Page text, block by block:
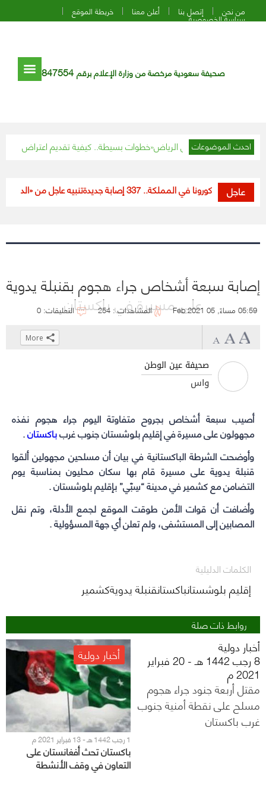
من نحن إتصل بنا أعلن معنا خريطة الموقع
سياسة الخصوصية
صحيفة سعودية مرخصة من وزارة الإعلام برقم 847554
احدث الموضوعات
العراقي يصل إلى الرياض4 خطوات بسيطة.. كيفية تقديم اعتراض مالي على دفعات «حساب المواطن»
عاجل
مستجدات كورونا في المملكة.. 337 إصابة جديدة تنبيه عاجل من «الدفاع
إصابة سبعة أشخاص جراء هجوم بقنبلة يدوية
على مسيرة في باكستان 05:59 مساءً, 05 Feb 2021 المشاهدات : 254 التعليقات: 0
صحيفة عين الوطن
واس
أصيب سبعة أشخاص بجروح متفاوتة اليوم جراء هجوم نفذه
مجهولون على مسيرة في إقليم بلوشستان جنوب غربباكستان.
وأوضحتالشرطة الباكستانية في بيان أن مسلحين مجهولين ألقوا
قنبلة يدوية على مسيرة قام بها سكان محليون بمناسبة يوم
التضامن مع كشمير في مدينة “سِبّي” بإقليم بلوشستان .
وأضافت أن قوات الأمن طوقت الموقع لجمع الأدلة، وتم نقل
المصابين إلى المستشفى، ولم تعلن أي جهة المسؤولية .
(Opens
in
new
window)
(Opens
in
window)
(Opens
in
window)
Click
(Opens
in
window)
More
الكلمات الدليلية
إقليم بلوشستانباكستانقنبلة يدويةكشمير
روابط ذات صلة
أخبار دولية
8 رجب 1442 هـ - 20 فبراير
2021 م
مقتل أربعة جنود جراء هجوم
مسلح على نقطة أمنية جنوب
غرب باكستان
أخبار دولية
1 رجب 1442 هـ - 13 فبراير 2021 م
باكستان تحث أفغانستان على
التعاون في وقف الأنشطة
الإرهابية العابرة للحدود